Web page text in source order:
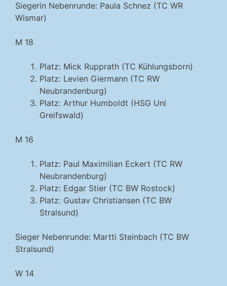
Siegerin Nebenrunde: Paula Schnez (TC WR
Wismar)
M 18
Platz: Mick Rupprath (TC Kühlungsborn)
Platz: Levien Giermann (TC RW
Neubrandenburg)
Platz: Arthur Humboldt (HSG Uni
Greifswald)
M 16
Platz: Paul Maximilian Eckert (TC RW
Neubrandenburg)
Platz: Edgar Stier (TC BW Rostock)
Platz: Gustav Christiansen (TC BW
Stralsund)
Sieger Nebenrunde: Martti Steinbach (TC BW
Stralsund)
W 14